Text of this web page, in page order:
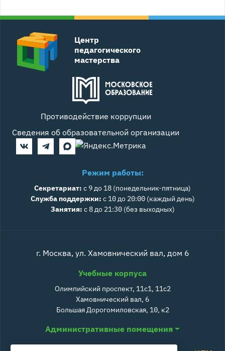
Центр
педагогического
мастерства
Противодействие коррупции
Сведения об образовательной организации
Режим работы:
Секретариат: с 9 до 18 (понедельник-пятница)
Служба поддержки: с 10 до 20:00 (каждый день)
Занятия: с 8 до 21:30 (без выходных)
г. Москва, ул. Хамовнический вал, дом 6
Учебные корпуса
Олимпийский проспект, 11с1, 11с2
Хамовнический вал, 6
Большая Дорогомиловская, 10, к2
Административные помещения